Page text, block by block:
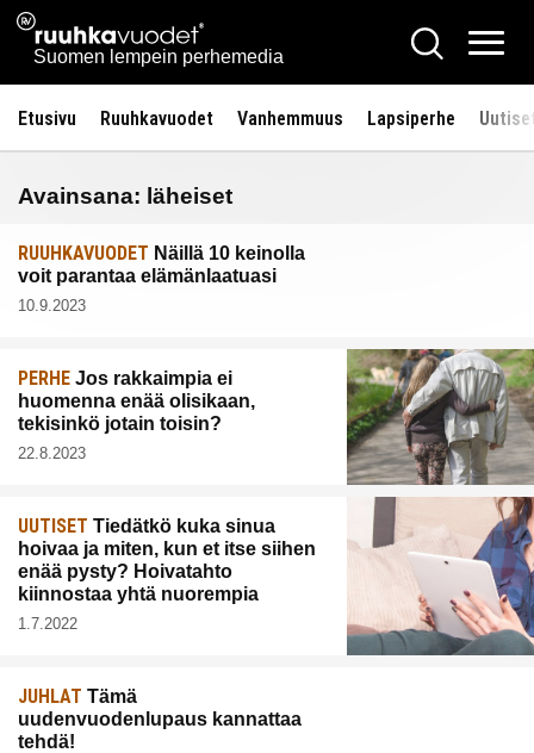
Siirry
sisältöön
Ruuhkavuodet.fi
Suomen lempein perhemedia
Hae
Etusivu Ruuhkavuodet Vanhemmuus Lapsiperhe
Avainsana: läheiset
RUUHKAVUODET Näillä 10 keinolla
voit parantaa elämänlaatuasi
10.9.2023
PERHE Jos rakkaimpia ei
huomenna enää olisikaan,
tekisinkö jotain toisin?
22.8.2023
UUTISET Tiedätkö kuka sinua
hoivaa ja miten, kun et itse siihen
enää pysty? Hoivatahto
kiinnostaa yhtä nuorempia
1.7.2022
JUHLAT Tämä
uudenvuodenlupaus kannattaa
tehdä!